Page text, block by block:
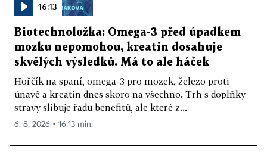
16:13
Biotechnoložka: Omega-3 před úpadkem
mozku nepomohou, kreatin dosahuje
skvělých výsledků. Má to ale háček
Hořčík na spaní, omega-3 pro mozek, železo proti
únavě a kreatin dnes skoro na všechno. Trh s doplňky
stravy slibuje řadu benefitů, ale které z...
6. 8. 2026 ▪ 16:13 min.